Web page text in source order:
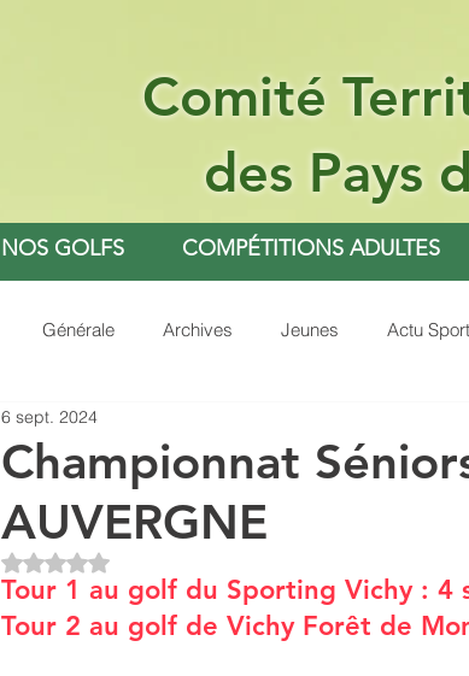
Comité
des Pays
NOS GOLFS COMPÉTITIONS ADULTES
Générale Archives Jeunes Actu Sport
Championnat
AUVERGNE
6 sept. 2024
Noté NaN étoiles sur 5.
Tour 1 au golf du Sporting Vichy : 4
Tour 2 au golf de Vichy Forêt de